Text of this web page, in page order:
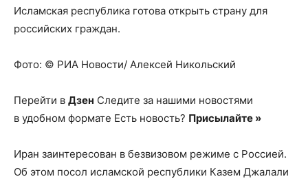
нем
Исламская республика готова открыть страну для
российских граждан.
Фото: © РИА Новости/ Алексей Никольский
Перейти в Дзен Следите за нашими новостями
в удобном формате Есть новость? Присылайте »
Иран заинтересован в безвизовом режиме с Россией.
Об этом посол исламской республики Казем Джалали